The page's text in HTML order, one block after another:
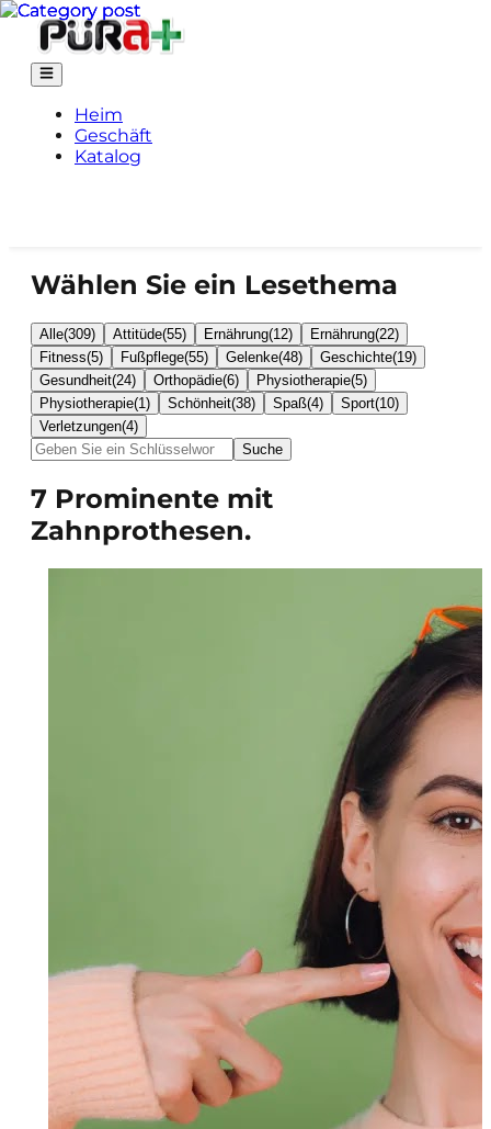
Heim
Geschäft
Katalog
Wählen Sie ein Lesethema
Alle(309) Attitüde(55) Ernährung(12) Ernährung(22)
Fitness(5) Fußpflege(55) Gelenke(48) Geschichte(19)
Gesundheit(24) Orthopädie(6) Physiotherapie(5)
Physiotherapie(1) Schönheit(38) Spaß(4) Sport(10)
Verletzungen(4)
Suche
7 Prominente mit
Zahnprothesen.